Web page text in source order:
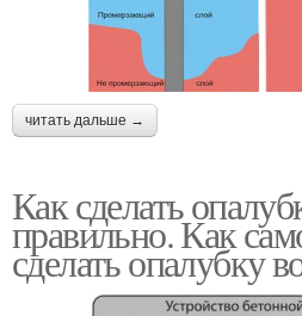
читать дальше →
Как сделать
правильно. Как
сделать опалубку